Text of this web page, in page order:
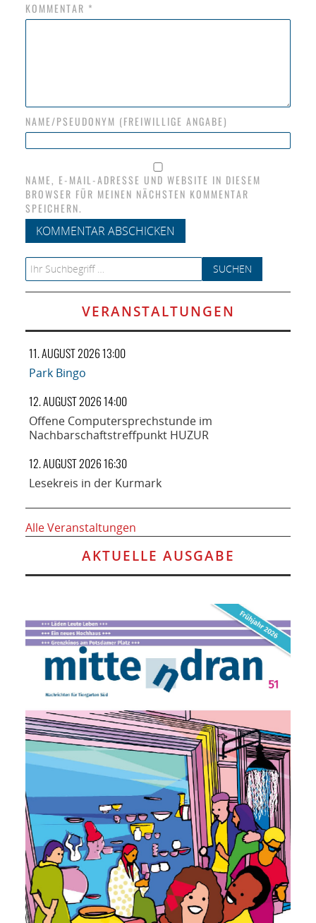
KOMMENTAR *
NAME/PSEUDONYM (FREIWILLIGE ANGABE)
NAME, E-MAIL-ADRESSE UND WEBSITE IN DIESEM
BROWSER FÜR MEINEN NÄCHSTEN KOMMENTAR
SPEICHERN.
Search for:
VERANSTALTUNGEN
11. AUGUST 2026 13:00
Park Bingo
12. AUGUST 2026 14:00
Offene Computersprechstunde im
Nachbarschaftstreffpunkt HUZUR
12. AUGUST 2026 16:30
Lesekreis in der Kurmark
Alle Veranstaltungen
AKTUELLE AUSGABE